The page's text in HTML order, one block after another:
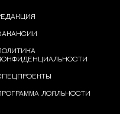
ЛОЯЛЬНОСТИ